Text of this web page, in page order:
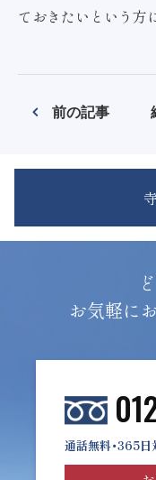
ておきたいという方
前の記事
お気軽に
通話無料・365日